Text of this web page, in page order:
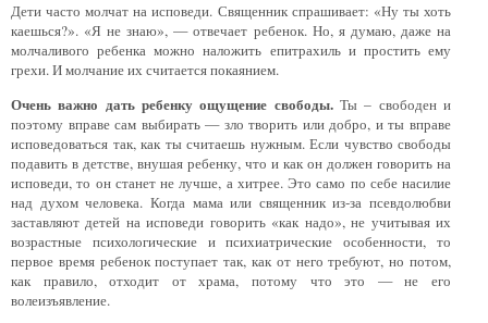
Дети часто молчат на исповеди. Священник спрашивает: «Ну ты хоть
каешься?». «Я не знаю», — отвечает ребенок. Но, я думаю, даже на
молчаливого ребенка можно наложить епитрахиль и простить ему
грехи. И молчание их считается покаянием.
Очень важно дать ребенку ощущение свободы.Ты – свободен и
поэтому вправе сам выбирать — зло творить или добро, и ты вправе
исповедоваться так, как ты считаешь нужным. Если чувство свободы
подавить в детстве, внушая ребенку, что и как он должен говорить на
исповеди, то он станет не лучше, а хитрее. Это само по себе насилие
над духом человека. Когда мама или священник из-за псевдолюбви
заставляют детей на исповеди говорить «как надо», не учитывая их
возрастные психологические и психиатрические особенности, то
первое время ребенок поступает так, как от него требуют, но потом,
как правило, отходит от храма, потому что это — не его
волеизъявление.